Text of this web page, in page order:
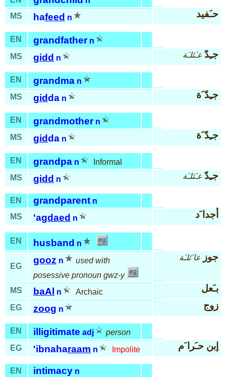
MS
hafeed n حـَفيد
EN grandfather n
MS
gidd n جـِدّ عـَئلـَة
EN grandma n
MS
gidda n جـِدّ َة
EN grandmother n
MS
gidda n جـِدّ َة
EN grandpa n
Informal
MS
gidd n جـِدّ عـَئلـَة
EN grandparent n
MS
'agdaed n أجدا َد
EN husband n
EG
gooz n
used with
posessive pronoun gwz-y
جوز عا َئلـَة
MS baAl n Archaic بـَعل
EG zoog n زوج
EN illigitimate adj
person
EG
'ibnaharaam n Impolite إبن حـَرا َم
EN intimacy n